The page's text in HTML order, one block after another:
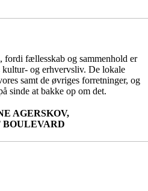
fællesskab og sammenhold er
og erhvervsliv. De lokale
samt de øvriges forretninger, og
sinde at bakke op om det.
AGERSKOV,
BOULEVARD